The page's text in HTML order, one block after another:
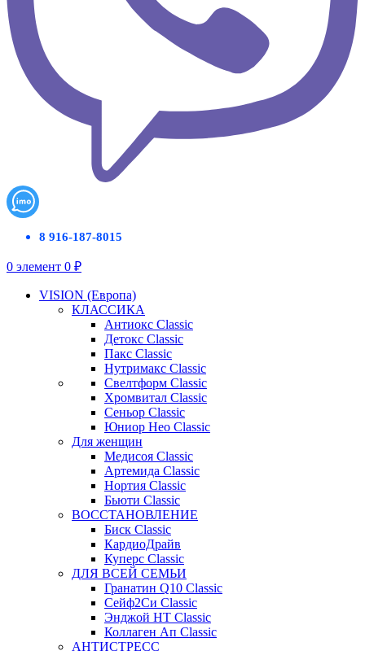
8 916-187-8015
0 элемент 0 ₽
VISION (Европа)
КЛАССИКА
Антиокс Classic
Детокс Classic
Пакс Classic
Нутримакс Classic
Свелтформ Classic
Хромвитал Classic
Сеньор Classic
Юниор Нео Classic
Для женщин
Медисоя Classic
Артемида Classic
Нортия Classic
Бьюти Classic
ВОССТАНОВЛЕНИЕ
Биск Classic
КардиоДрайв
Куперс Classic
ДЛЯ ВСЕЙ СЕМЬИ
Гранатин Q10 Classic
Сейф2Си Classic
Энджой НТ Classic
Коллаген Ап Classic
АНТИСТРЕСС